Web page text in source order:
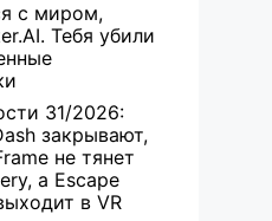
с миром,
Тебя убили
31/2026:
закрывают,
не тянет
а Escape
в VR